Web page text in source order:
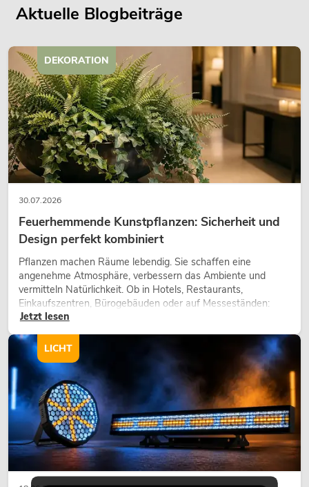
Aktuelle Blogbeiträge
30.07.2026
Feuerhemmende Kunstpflanzen: Sicherheit und
Design perfekt kombiniert
Pflanzen machen Räume lebendig. Sie schaffen eine
angenehme Atmosphäre, verbessern das Ambiente und
vermitteln Natürlichkeit. Ob in Hotels, Restaurants,
Einkaufszentren, Bürogebäuden oder auf Messeständen:
eine hochwertige Begrünung gehört heute längst zum
modernen Raumkonzept.
Jetzt lesen
DEKORATION
LICHT